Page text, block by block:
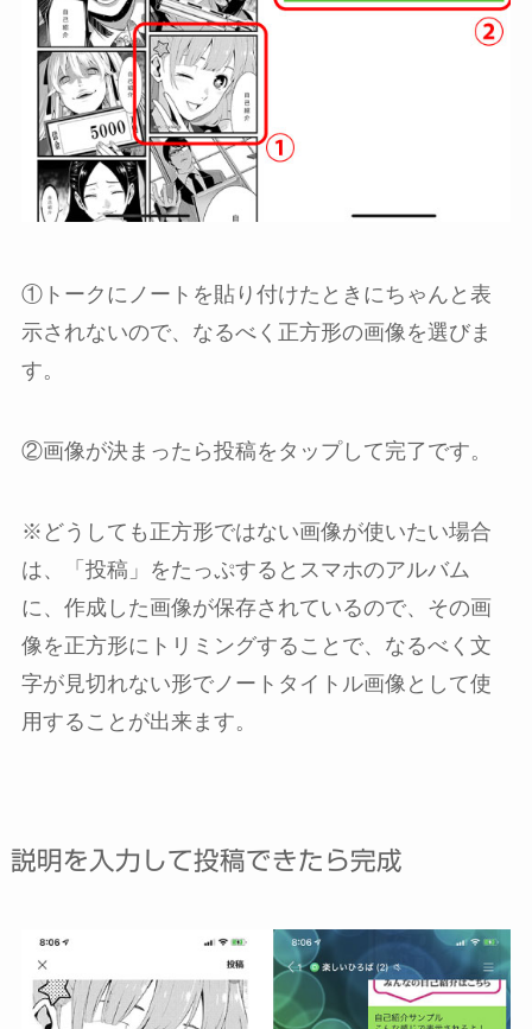
①トークにノートを貼り付けたときにちゃんと表
示されないので、なるべく正方形の画像を選びま
す。
②画像が決まったら投稿をタップして完了です。
※どうしても正方形ではない画像が使いたい場合
は、「投稿」をたっぷするとスマホのアルバム
に、作成した画像が保存されているので、その画
像を正方形にトリミングすることで、なるべく文
字が見切れない形でノートタイトル画像として使
用することが出来ます。
説明を入力して投稿できたら完成